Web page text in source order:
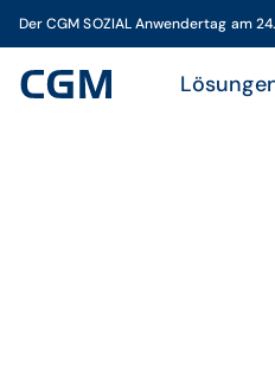
Der CGM SOZIAL Anwendertag am